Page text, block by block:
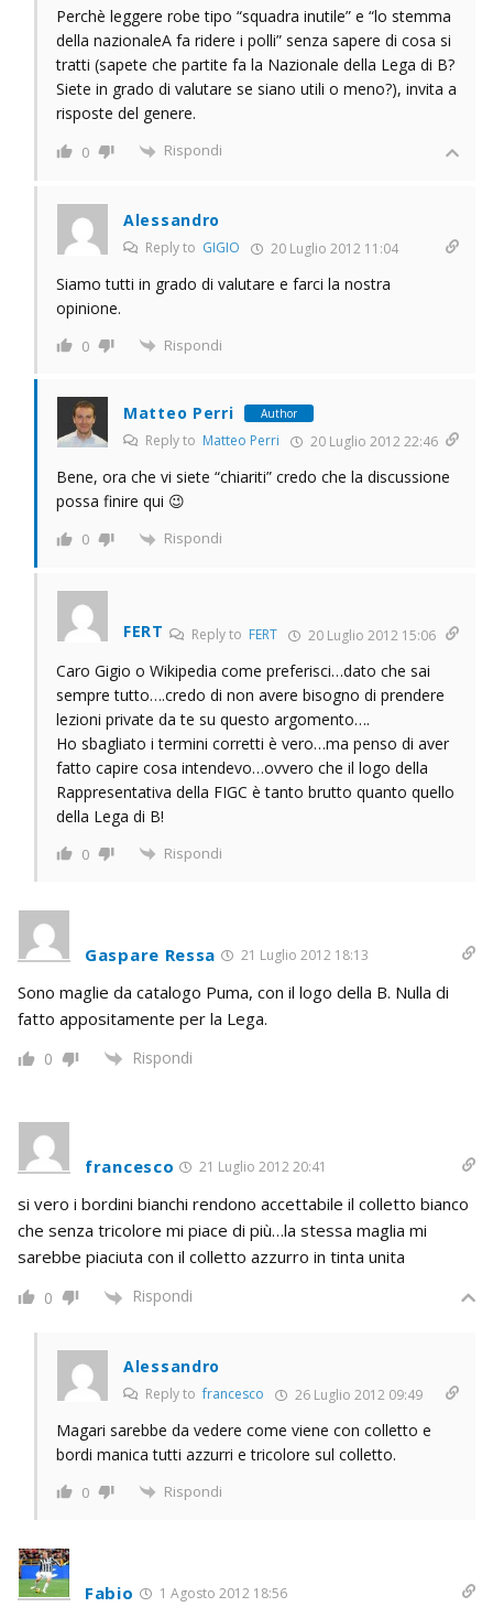
Perchè leggere robe tipo “squadra inutile” e “lo stemma
della nazionaleA fa ridere i polli” senza sapere di cosa si
tratti (sapete che partite fa la Nazionale della Lega di B?
Siete in grado di valutare se siano utili o meno?), invita a
risposte del genere.
0 Rispondi
Alessandro
Reply to GIGIO 20 Luglio 2012 11:04
Siamo tutti in grado di valutare e farci la nostra
opinione.
0 Rispondi
Matteo Perri Author
Reply to Matteo Perri 20 Luglio 2012 22:46
Bene, ora che vi siete “chiariti” credo che la discussione
possa finire qui 😉
0 Rispondi
FERT Reply to FERT 20 Luglio 2012 15:06
Caro Gigio o Wikipedia come preferisci…dato che sai
sempre tutto….credo di non avere bisogno di prendere
lezioni private da te su questo argomento….
Ho sbagliato i termini corretti è vero…ma penso di aver
fatto capire cosa intendevo…ovvero che il logo della
Rappresentativa della FIGC è tanto brutto quanto quello
della Lega di B!
0 Rispondi
Gaspare Ressa 21 Luglio 2012 18:13
Sono maglie da catalogo Puma, con il logo della B. Nulla di
fatto appositamente per la Lega.
0 Rispondi
francesco 21 Luglio 2012 20:41
si vero i bordini bianchi rendono accettabile il colletto bianco
che senza tricolore mi piace di più…la stessa maglia mi
sarebbe piaciuta con il colletto azzurro in tinta unita
0 Rispondi
Alessandro
Reply tofrancesco 26 Luglio 2012 09:49
Magari sarebbe da vedere come viene con colletto e
bordi manica tutti azzurri e tricolore sul colletto.
0 Rispondi
Fabio 1 Agosto 2012 18:56